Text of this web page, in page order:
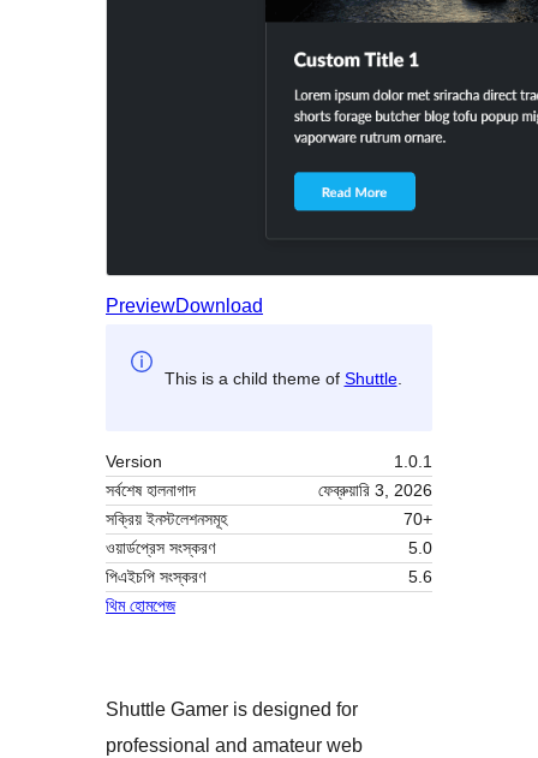
PreviewDownload
This is a child theme of Shuttle.
Version
1.0.1
সর্বশেষ হালনাগাদ
ফেব্রুয়ারি 3, 2026
সক্রিয় ইনস্টলেশনসমূহ
70+
ওয়ার্ডপ্রেস সংস্করণ
5.0
পিএইচপি সংস্করণ
5.6
থিম হোমপেজ
Shuttle Gamer is designed for
professional and amateur web